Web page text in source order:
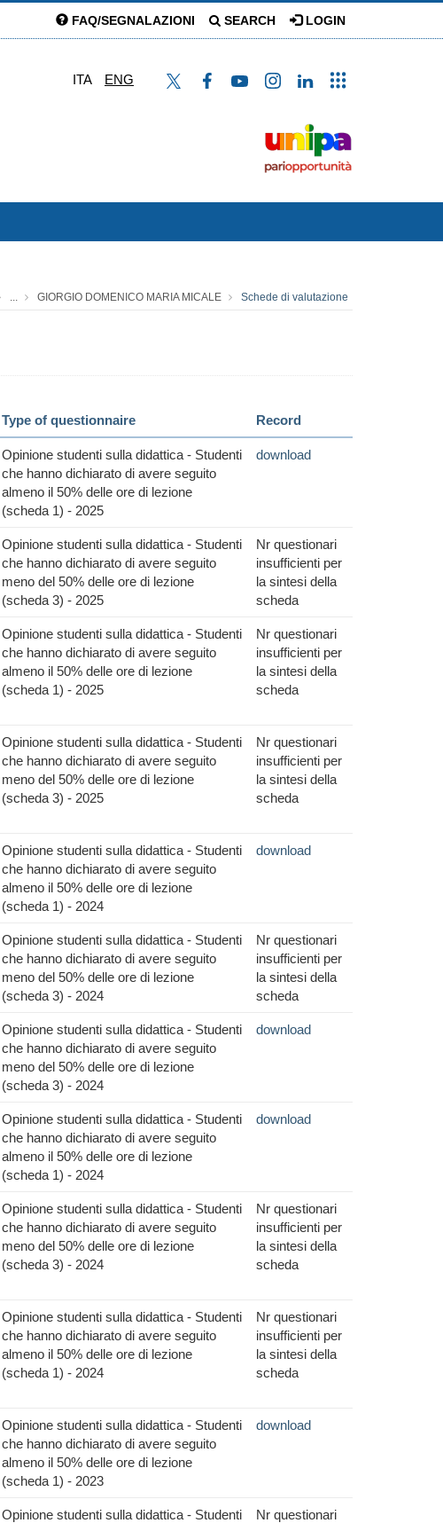
FAQ/SEGNALAZIONI SEARCH LOGIN
ITA ENG
... GIORGIO DOMENICO MARIA MICALE Schede di valutazione
Type of questionnaire Record
Opinione studenti sulla didattica - Studenti
che hanno dichiarato di avere seguito
almeno il 50% delle ore di lezione
(scheda 1) - 2025
download
Opinione studenti sulla didattica - Studenti
che hanno dichiarato di avere seguito
meno del 50% delle ore di lezione
(scheda 3) - 2025
Nr questionari
insufficienti per
la sintesi della
scheda
Opinione studenti sulla didattica - Studenti
che hanno dichiarato di avere seguito
almeno il 50% delle ore di lezione
(scheda 1) - 2025
Nr questionari
insufficienti per
la sintesi della
scheda
Opinione studenti sulla didattica - Studenti
che hanno dichiarato di avere seguito
meno del 50% delle ore di lezione
(scheda 3) - 2025
Nr questionari
insufficienti per
la sintesi della
scheda
Opinione studenti sulla didattica - Studenti
che hanno dichiarato di avere seguito
almeno il 50% delle ore di lezione
(scheda 1) - 2024
download
Opinione studenti sulla didattica - Studenti
che hanno dichiarato di avere seguito
meno del 50% delle ore di lezione
(scheda 3) - 2024
Nr questionari
insufficienti per
la sintesi della
scheda
Opinione studenti sulla didattica - Studenti
che hanno dichiarato di avere seguito
meno del 50% delle ore di lezione
(scheda 3) - 2024
download
Opinione studenti sulla didattica - Studenti
che hanno dichiarato di avere seguito
almeno il 50% delle ore di lezione
(scheda 1) - 2024
download
Opinione studenti sulla didattica - Studenti
che hanno dichiarato di avere seguito
meno del 50% delle ore di lezione
(scheda 3) - 2024
Nr questionari
insufficienti per
la sintesi della
scheda
Opinione studenti sulla didattica - Studenti
che hanno dichiarato di avere seguito
almeno il 50% delle ore di lezione
(scheda 1) - 2024
Nr questionari
insufficienti per
la sintesi della
scheda
Opinione studenti sulla didattica - Studenti
che hanno dichiarato di avere seguito
almeno il 50% delle ore di lezione
(scheda 1) - 2023
download
Opinione studenti sulla didattica - Studenti
Nr questionari